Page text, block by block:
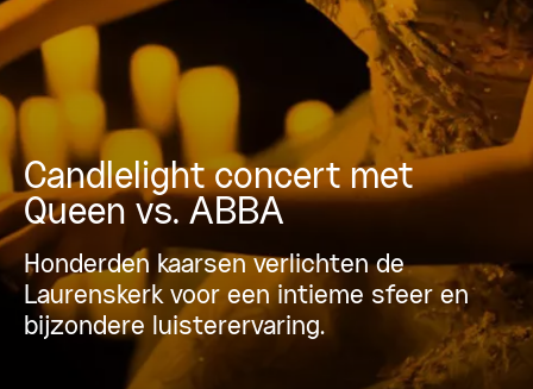
Candlelight concert met
Queen vs. ABBA
Honderden kaarsen verlichten de
Laurenskerk voor een intieme sfeer en
bijzondere luisterervaring.